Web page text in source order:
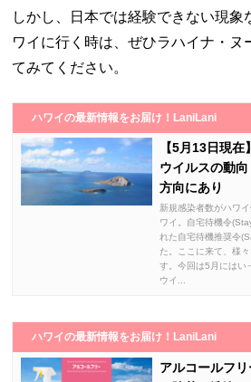
しかし、日本では経験できない現象
ワイに行く時は、ぜひラハイナ・ヌ
てみてください。
ハワイの最新情報をお届け！LaniLani
【5月13日現
ウイルスの動
方向にあり
新規感染者数がハワ
ワイ。自宅待機令
れた自宅待機推奨令
た。ここに来て、様
す。今回は5月にはい
ウイ...
ハワイの最新情報をお届け！LaniLani
アルコールフ